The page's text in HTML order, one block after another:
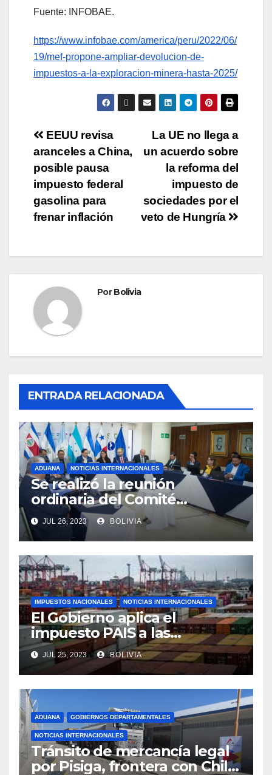
Fuente: INFOBAE.
https://www.infobae.com/america/peru/2022/06/
19/mef-propone-ampliar-devolucion-de-
impuestos-a-la-exploracion-minera-hasta-2025/
La UE no llega a
un acuerdo sobre
la reforma del
impuesto de
sociedades por el
veto de Hungría
EEUU revisa
aranceles a China,
posible pausa
impuesto federal
gasolina para
frenar inflación
PorBolivia
ENTRADA RELACIONADA
ADUANA NOTICIAS INTERNACIONALES
Se realizó la reunión
ordinaria del Comité
Aduanero Centroamericano
JUL 26, 2023 BOLIVIA
IMPUESTOS NACIONALES NOTICIAS INTERNACIONALES
El Gobierno aplica el
impuesto PAIS a las
importaciones de algunos
bienes y servicios
JUL 25, 2023 BOLIVIA
ADUANA GOBIERNOS DEPARTAMENTALES
NOTICIAS INTERNACIONALES
Tránsito de mercancía legal
por Pisiga, frontera con Chile,